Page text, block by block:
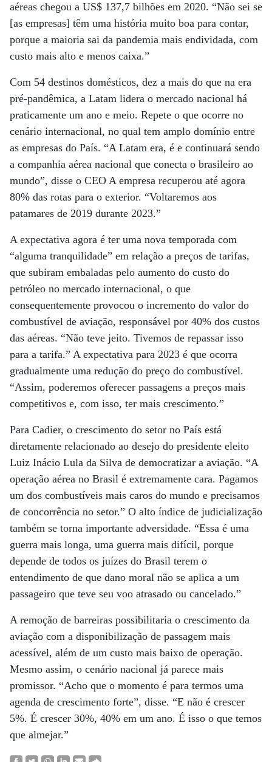
aéreas chegou a US$ 137,7 bilhões em 2020. “Não sei se
[as empresas] têm uma história muito boa para contar,
porque a maioria sai da pandemia mais endividada, com
custo mais alto e menos caixa.”
Com 54 destinos domésticos, dez a mais do que na era
pré-pandêmica, a Latam lidera o mercado nacional há
praticamente um ano e meio. Repete o que ocorre no
cenário internacional, no qual tem amplo domínio entre
as empresas do País. “A Latam era, é e continuará sendo
a companhia aérea nacional que conecta o brasileiro ao
mundo”, disse o CEO A empresa recuperou até agora
80% das rotas para o exterior. “Voltaremos aos
patamares de 2019 durante 2023.”
A expectativa agora é ter uma nova temporada com
“alguma tranquilidade” em relação a preços de tarifas,
que subiram embaladas pelo aumento do custo do
petróleo no mercado internacional, o que
consequentemente provocou o incremento do valor do
combustível de aviação, responsável por 40% dos custos
das aéreas. “Não teve jeito. Tivemos de repassar isso
para a tarifa.” A expectativa para 2023 é que ocorra
gradualmente uma redução do preço do combustível.
“Assim, poderemos oferecer passagens a preços mais
competitivos e, com isso, ter mais crescimento.”
Para Cadier, o crescimento do setor no País está
diretamente relacionado ao desejo do presidente eleito
Luiz Inácio Lula da Silva de democratizar a aviação. “A
operação aérea no Brasil é extremamente cara. Pagamos
um dos combustíveis mais caros do mundo e precisamos
de concorrência no setor.” O alto índice de judicialização
também se torna importante adversidade. “Essa é uma
guerra mais longa, uma guerra mais difícil, porque
depende de todos os juízes do Brasil terem o
entendimento de que dano moral não se aplica a um
passageiro que teve seu voo atrasado ou cancelado.”
A remoção de barreiras possibilitaria o crescimento da
aviação com a disponibilização de passagem mais
acessível, além de um custo mais baixo de operação.
Mesmo assim, o cenário nacional já parece mais
promissor. “Acho que o momento é para termos uma
agenda de crescimento forte”, disse. “E não é crescer
5%. É crescer 30%, 40% em um ano. É isso o que temos
que almejar.”